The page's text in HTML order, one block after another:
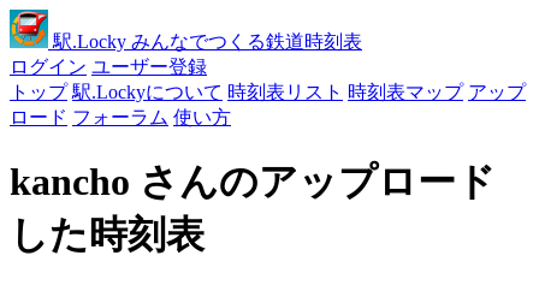
駅.Locky みんなでつくる鉄道時刻表
ログイン ユーザー登録
トップ 駅.Lockyについて 時刻表リスト 時刻表マップ アップ
ロード フォーラム 使い方
kancho さんのアップロード
した時刻表